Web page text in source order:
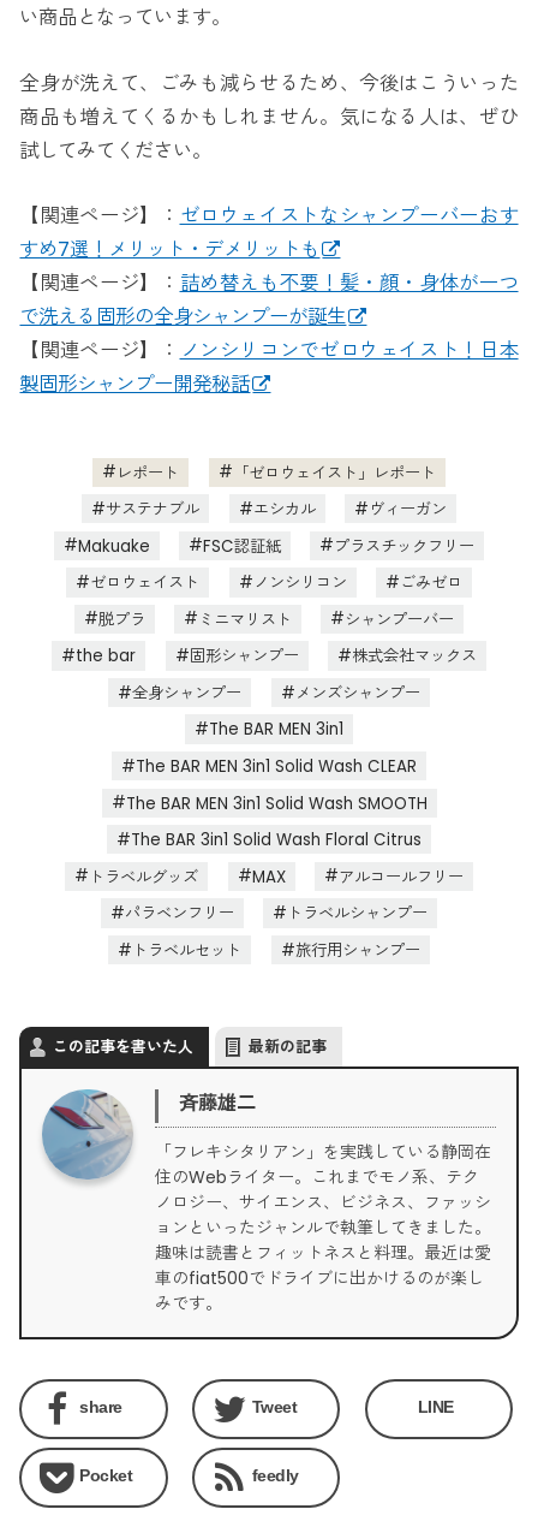
い商品となっています。
全身が洗えて、ごみも減らせるため、今後はこういった
商品も増えてくるかもしれません。気になる人は、ぜひ
試してみてください。
【関連ページ】： ゼロウェイストなシャンプーバーおす
すめ7選！メリット・デメリットも
【関連ページ】： 詰め替えも不要！髪・顔・身体が一つ
で洗える固形の全身シャンプーが誕生
【関連ページ】： ノンシリコンでゼロウェイスト！日本
製固形シャンプー開発秘話
レポート
「ゼロウェイスト」レポート
サステナブル
エシカル
ヴィーガン
Makuake
FSC認証紙
プラスチックフリー
ゼロウェイスト
ノンシリコン
ごみゼロ
脱プラ
ミニマリスト
シャンプーバー
the bar
固形シャンプー
株式会社マックス
全身シャンプー
メンズシャンプー
The BAR MEN 3in1
The BAR MEN 3in1 Solid Wash CLEAR
The BAR MEN 3in1 Solid Wash SMOOTH
The BAR 3in1 Solid Wash Floral Citrus
トラベルグッズ
MAX
アルコールフリー
パラベンフリー
トラベルシャンプー
トラベルセット
旅行用シャンプー
この記事を書いた人 最新の記事
斉藤雄二
「フレキシタリアン」を実践している静岡在
住のWebライター。これまでモノ系、テク
ノロジー、サイエンス、ビジネス、ファッシ
ョンといったジャンルで執筆してきました。
趣味は読書とフィットネスと料理。最近は愛
車のfiat500でドライブに出かけるのが楽し
みです。
share Tweet LINE
Pocket feedly